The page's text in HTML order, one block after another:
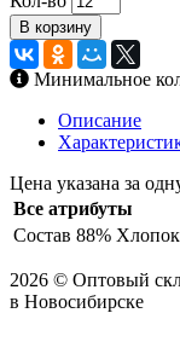
В корзину
Минимальное
Описание
Цена указана за
Все атрибуты
Состав 88%
2026 © Оптовый
в Новосибирске